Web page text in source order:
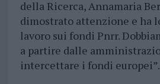
della Ricerca, Annamaria
dimostrato attenzione e ha
lavoro sui fondi Pnrr.
a partire dalle
intercettare i fondi europei”.